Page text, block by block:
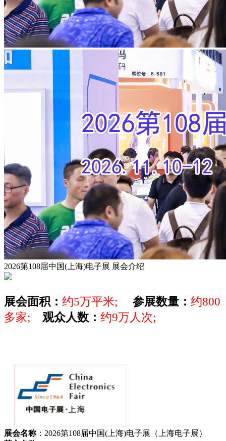
2026第108届中国(上海)电子展 展会介绍
展会面积： 约5万平米; 参展数量： 约800
多家; 观众人数： 约9万人次;
展会名称：2026第108届中国(上海)电子展（上海电子展）